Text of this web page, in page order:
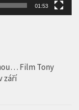
01:53
Film Tony
září